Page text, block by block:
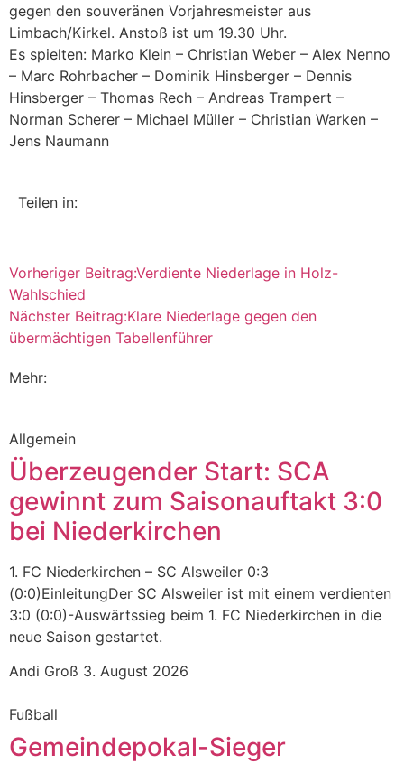
gegen den souveränen Vorjahresmeister aus
Limbach/Kirkel. Anstoß ist um 19.30 Uhr.
Es spielten: Marko Klein – Christian Weber – Alex Nenno
– Marc Rohrbacher – Dominik Hinsberger – Dennis
Hinsberger – Thomas Rech – Andreas Trampert –
Norman Scherer – Michael Müller – Christian Warken –
Jens Naumann
Teilen in:
Vorheriger Beitrag:Verdiente Niederlage in Holz-
Wahlschied
Nächster Beitrag:Klare Niederlage gegen den
übermächtigen Tabellenführer
Mehr:
Allgemein
Überzeugender Start: SCA
gewinnt zum Saisonauftakt 3:0
bei Niederkirchen
1. FC Niederkirchen – SC Alsweiler 0:3
(0:0)EinleitungDer SC Alsweiler ist mit einem verdienten
3:0 (0:0)-Auswärtssieg beim 1. FC Niederkirchen in die
neue Saison gestartet.
Andi Groß 3. August 2026
Fußball
Gemeindepokal-Sieger